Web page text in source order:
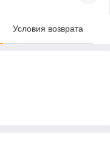
Условия возврата